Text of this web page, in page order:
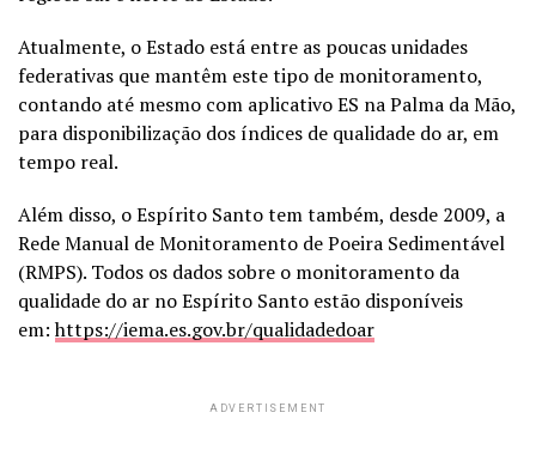
Atualmente, o Estado está entre as poucas unidades
federativas que mantêm este tipo de monitoramento,
contando até mesmo com aplicativo ES na Palma da Mão,
para disponibilização dos índices de qualidade do ar, em
tempo real.
Além disso, o Espírito Santo tem também, desde 2009, a
Rede Manual de Monitoramento de Poeira Sedimentável
(RMPS). Todos os dados sobre o monitoramento da
qualidade do ar no Espírito Santo estão disponíveis
em:https://iema.es.gov.br/qualidadedoar
ADVERTISEMENT